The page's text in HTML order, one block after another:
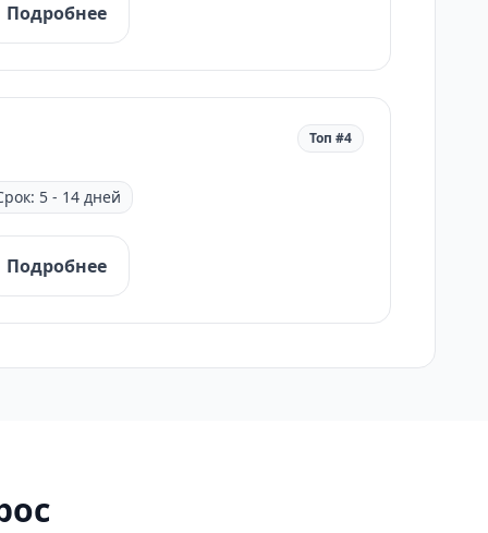
Подробнее
Топ #4
5 - 14 дней
Подробнее